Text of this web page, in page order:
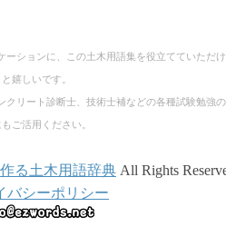
ーションに、この土木用語集を役立てていただ
と嬉しいです。
クリート診断士、技術士補などの各種試験勉強
ご活用ください。
る土木用語辞典 All Rights
バシーポリシー